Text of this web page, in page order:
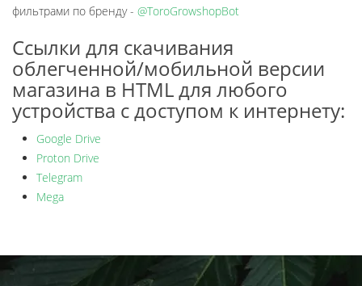
фильтрами по бренду - @ToroGrowshopBot
Ссылки для скачивания
облегченной/мобильной версии
магазина в HTML для любого
устройства с доступом к интернету:
Google Drive
Proton Drive
Telegram
Mega